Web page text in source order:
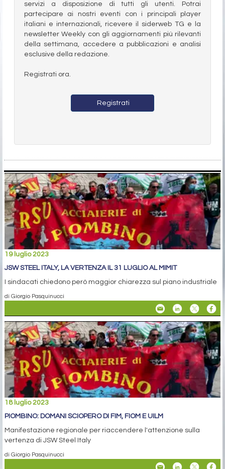
servizi a disposizione di tutti gli utenti. Potrai
partecipare ai nostri eventi con i principali player
italiani e internazionali, ricevere il siderweb TG e la
newsletter Weekly con gli aggiornamenti più rilevanti
della settimana, accedere a pubblicazioni e analisi
esclusive della redazione.
Registrati ora.
Registrati
19 luglio 2023
JSW STEEL ITALY, LA VERTENZA IL 31 LUGLIO AL MIMIT
I sindacati chiedono però maggior chiarezza sul piano industriale
di Giorgio Pasquinucci
18 luglio 2023
PIOMBINO: DOMANI SCIOPERO DI FIM, FIOM E UILM
Manifestazione regionale per riaccendere l'attenzione sulla
vertenza di JSW Steel Italy
di Giorgio Pasquinucci